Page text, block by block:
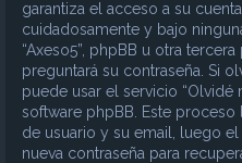
garantiza el acceso a su
cuidadosamente y bajo
“Axeso5”, phpBB u otra
preguntará su contraseña. Si
puede usar el servicio “Olvidé
software phpBB. Este
de usuario y su email, luego
nueva contraseña para